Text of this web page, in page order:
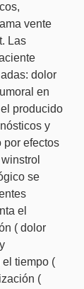
vente
Las
dolor
en
producido
y
por efectos
se
el
( dolor
tiempo (
(